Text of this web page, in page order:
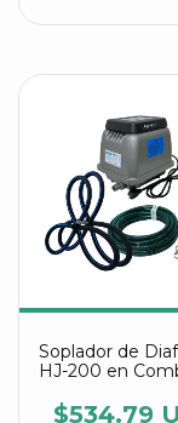
Soplador de
HJ-200 en
$534.79